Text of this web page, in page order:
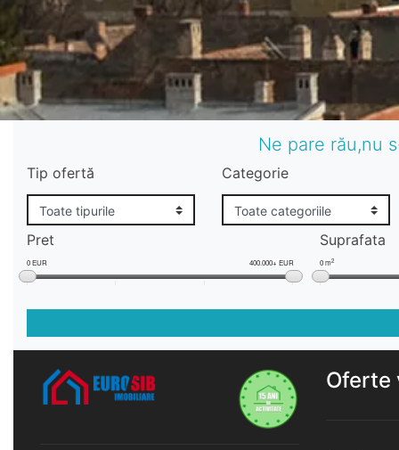
Ne pare rău,nu
Tip ofertă Categorie
Pret
0 EUR 400.000+ EUR
Suprafata
0 m2
Oferte